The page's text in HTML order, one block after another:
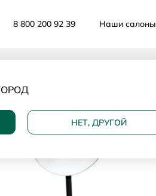
8 800 200 92 39 Наши салоны
НЕТ, ДРУГОЙ